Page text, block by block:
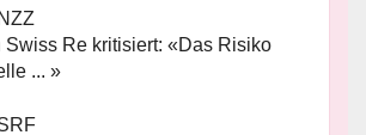
Swiss Re kritisiert: «Das Risiko
... »